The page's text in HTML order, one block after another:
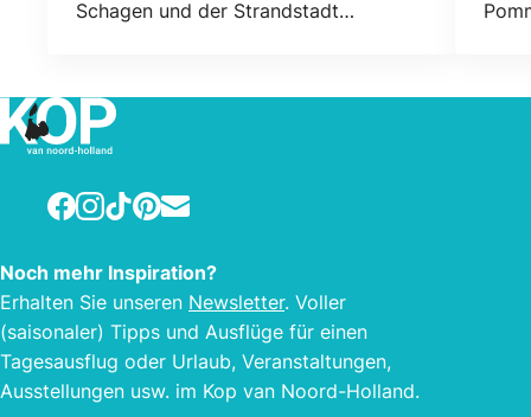
Schagen und der Strandstadt
mit Mittagessen oder gutem Kaffee
mit Apfelkuchen. Nach dem Sommer
köstliche Abende auf unserer
renovierten Terrasse mit einem guten
Abendessen.
Facebook
Instagram
TikTokPinterest
E-mail
Noch mehr Inspiration?
Erhalten Sie unseren Newsletter. Voller
(saisonaler) Tipps und Ausflüge für einen
Tagesausflug oder Urlaub, Veranstaltungen,
Ausstellungen usw. im Kop van Noord-Holland.